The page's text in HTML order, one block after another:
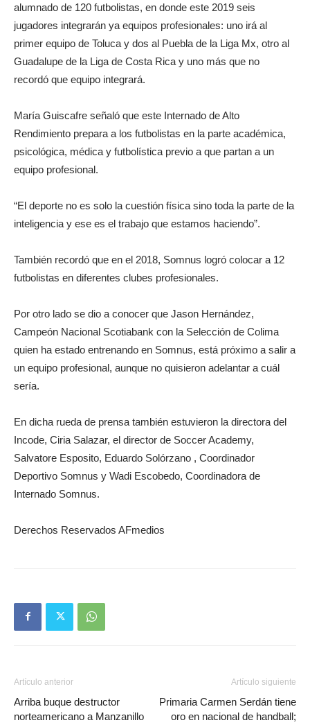
alumnado de 120 futbolistas, en donde este 2019 seis
jugadores integrarán ya equipos profesionales: uno irá al
primer equipo de Toluca y dos al Puebla de la Liga Mx, otro al
Guadalupe de la Liga de Costa Rica y uno más que no
recordó que equipo integrará.
María Guiscafre señaló que este Internado de Alto
Rendimiento prepara a los futbolistas en la parte académica,
psicológica, médica y futbolística previo a que partan a un
equipo profesional.
“El deporte no es solo la cuestión física sino toda la parte de la
inteligencia y ese es el trabajo que estamos haciendo”.
También recordó que en el 2018, Somnus logró colocar a 12
futbolistas en diferentes clubes profesionales.
Por otro lado se dio a conocer que Jason Hernández,
Campeón Nacional Scotiabank con la Selección de Colima
quien ha estado entrenando en Somnus, está próximo a salir a
un equipo profesional, aunque no quisieron adelantar a cuál
sería.
En dicha rueda de prensa también estuvieron la directora del
Incode, Ciria Salazar, el director de Soccer Academy,
Salvatore Esposito, Eduardo Solórzano , Coordinador
Deportivo Somnus y Wadi Escobedo, Coordinadora de
Internado Somnus.
Derechos Reservados AFmedios
Artículo anterior
Arriba buque destructor
norteamericano a Manzanillo
Artículo siguiente
Primaria Carmen Serdán tiene
oro en nacional de handball;